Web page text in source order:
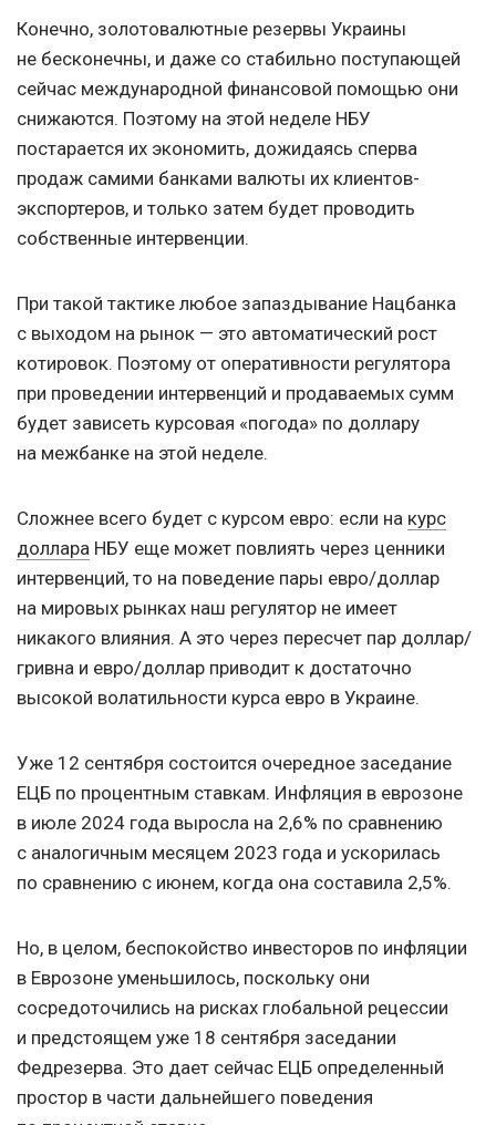
Конечно, золотовалютные резервы Украины
не бесконечны, и даже со стабильно поступающей
сейчас международной финансовой помощью они
снижаются. Поэтому на этой неделе НБУ
постарается их экономить, дожидаясь сперва
продаж самими банками валюты их клиентов-
экспортеров, и только затем будет проводить
собственные интервенции.
При такой тактике любое запаздывание Нацбанка
с выходом на рынок — это автоматический рост
котировок. Поэтому от оперативности регулятора
при проведении интервенций и продаваемых сумм
будет зависеть курсовая «погода» по доллару
на межбанке на этой неделе.
Сложнее всего будет с курсом евро: если на курс
доллара НБУ еще может повлиять через ценники
интервенций, то на поведение пары евро/доллар
на мировых рынках наш регулятор не имеет
никакого влияния. А это через пересчет пар доллар/
гривна и евро/доллар приводит к достаточно
высокой волатильности курса евро в Украине.
Уже 12 сентября состоится очередное заседание
ЕЦБ по процентным ставкам. Инфляция в еврозоне
в июле 2024 года выросла на 2,6% по сравнению
с аналогичным месяцем 2023 года и ускорилась
по сравнению с июнем, когда она составила 2,5%.
Но, в целом, беспокойство инвесторов по инфляции
в Еврозоне уменьшилось, поскольку они
сосредоточились на рисках глобальной рецессии
и предстоящем уже 18 сентября заседании
Федрезерва. Это дает сейчас ЕЦБ определенный
простор в части дальнейшего поведения